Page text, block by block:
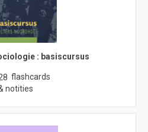
: basiscursus
flashcards
notities